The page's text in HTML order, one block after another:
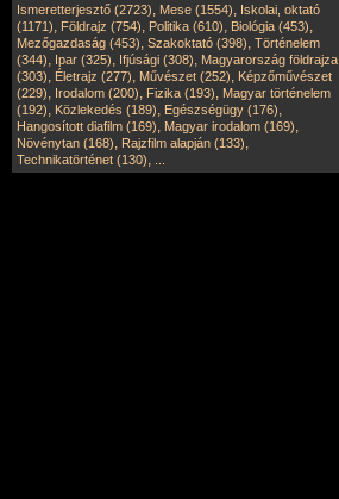
Ismeretterjesztő (2723), Mese (1554), Iskolai, oktató
(1171), Földrajz (754), Politika (610), Biológia (453),
Mezőgazdaság (453), Szakoktató (398), Történelem
(344), Ipar (325), Ifjúsági (308), Magyarország földrajza
(303), Életrajz (277), Művészet (252), Képzőművészet
(229), Irodalom (200), Fizika (193), Magyar történelem
(192), Közlekedés (189), Egészségügy (176),
Hangosított diafilm (169), Magyar irodalom (169),
Növénytan (168), Rajzfilm alapján (133),
Technikatörténet (130),